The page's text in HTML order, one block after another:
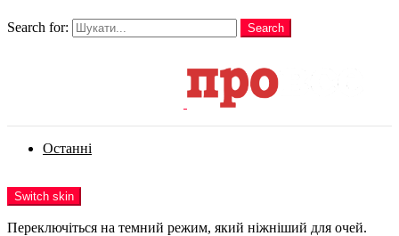
Search for:
Search
Останні
Switch skin
Переключіться на темний режим, який ніжніший для очей.